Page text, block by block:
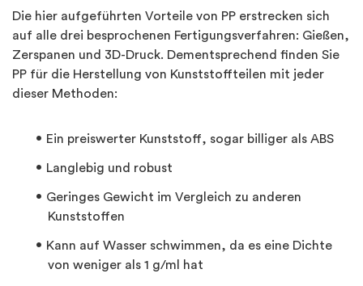
Die hier aufgeführten Vorteile von PP erstrecken sich
auf alle drei besprochenen Fertigungsverfahren: Gießen,
Zerspanen und 3D-Druck. Dementsprechend finden Sie
PP für die Herstellung von Kunststoffteilen mit jeder
dieser Methoden:
Ein preiswerter Kunststoff, sogar billiger als ABS
Langlebig und robust
Geringes Gewicht im Vergleich zu anderen
Kunststoffen
Kann auf Wasser schwimmen, da es eine Dichte
von weniger als 1 g/ml hat